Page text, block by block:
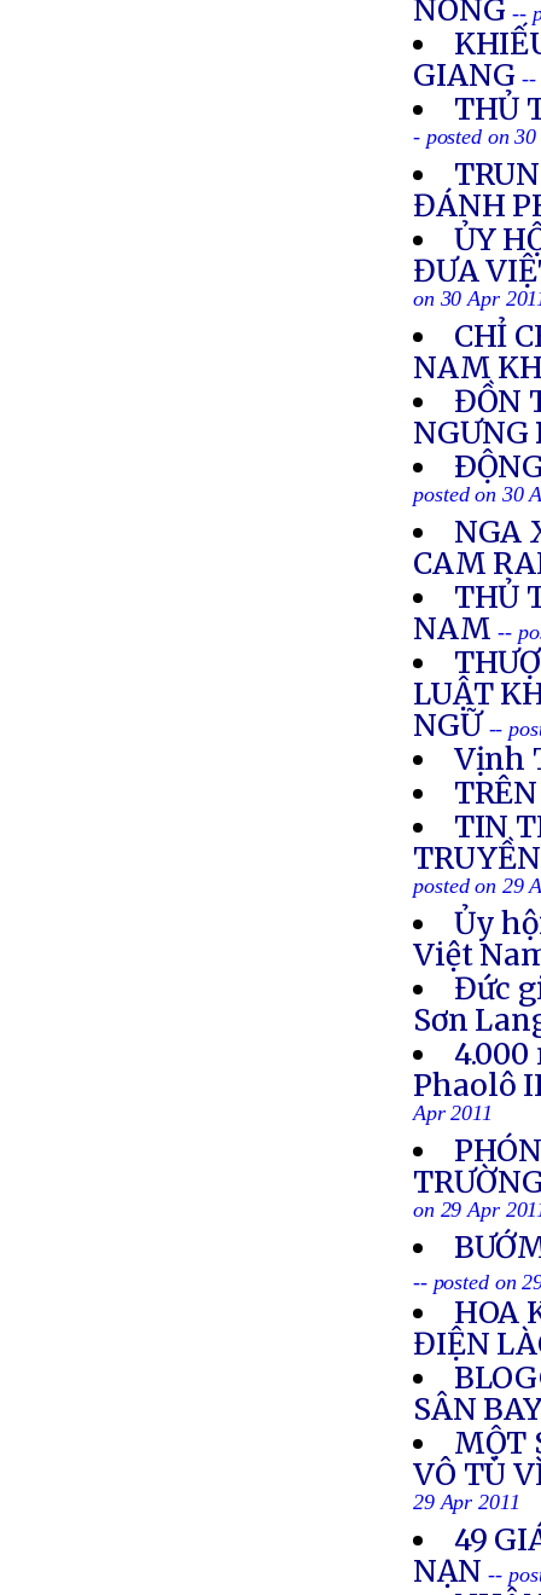
NÔNG --
GIANG --
THỦ
- posted on
ĐÁNH
ỦY
ĐƯA
on 30 Apr
CHỈ
NAM
ĐỒN
posted on 30
NGA
CAM
THỦ
NAM--
LUẬT
NGỮ --
Vịnh
TIN
posted on 29
Ủy
Việt
Đức
Sơn
Phaolô
Apr 2011
on 29 Apr
-- posted on
HOA
ĐIỆN
SÂN
MỘT
VÔ TÙ
29 Apr 2011
49
NẠN--